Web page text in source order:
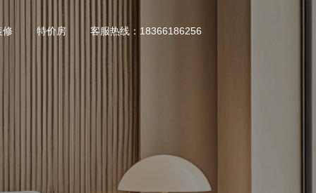
客服热线：18366186256
特价房
修